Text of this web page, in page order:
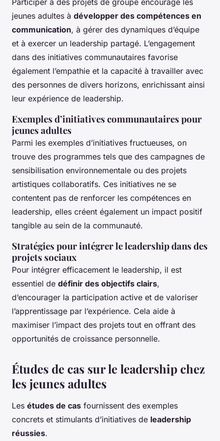
jeunes adultes à développer des compétences en
communication, à gérer des dynamiques d’équipe
et à exercer un leadership partagé. L’engagement
dans des initiatives communautaires favorise
également l’empathie et la capacité à travailler avec
des personnes de divers horizons, enrichissant ainsi
leur expérience de leadership.
Exemples d’initiatives communautaires pour
jeunes adultes
Parmi les exemples d’initiatives fructueuses, on
trouve des programmes tels que des campagnes de
sensibilisation environnementale ou des projets
artistiques collaboratifs. Ces initiatives ne se
contentent pas de renforcer les compétences en
leadership, elles créent également un impact positif
tangible au sein de la communauté.
Stratégies pour intégrer le leadership dans des
projets sociaux
Pour intégrer efficacement le leadership, il est
essentiel de définir des objectifs clairs,
d’encourager la participation active et de valoriser
l’apprentissage par l’expérience. Cela aide à
maximiser l’impact des projets tout en offrant des
opportunités de croissance personnelle.
Études de cas sur le leadership chez
les jeunes adultes
Les études de cas fournissent des exemples
concrets et stimulants d’initiatives de leadership
réussies.